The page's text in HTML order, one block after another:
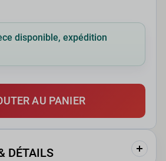
disponible, expédition
AU PANIER
DÉTAILS